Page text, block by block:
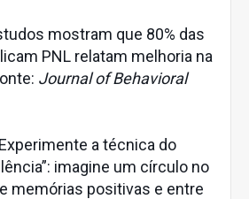
mostram que 80% das
PNL relatam melhoria na
Journal of Behavioral
Experimente a técnica do
imagine um círculo no
memórias positivas e entre